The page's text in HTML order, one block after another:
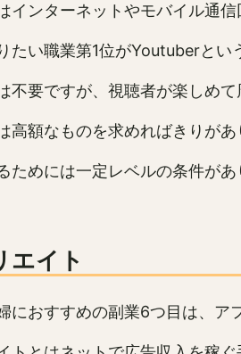
インターネットやモバイル通
たい職業第1位がYoutuberとい
不要ですが、視聴者が楽しめ
高額なものを求めればきりが
ためには一定レベルの条件が
エイト
におすすめの副業6つ目は、ア